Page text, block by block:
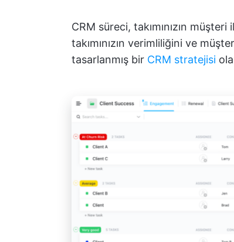
CRM süreci, takımınızın
takımınızın verimliliğini ve
tasarlanmış bir CRM stratejisi